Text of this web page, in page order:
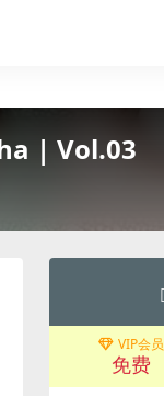
| Vol.03
VIP会员
免费